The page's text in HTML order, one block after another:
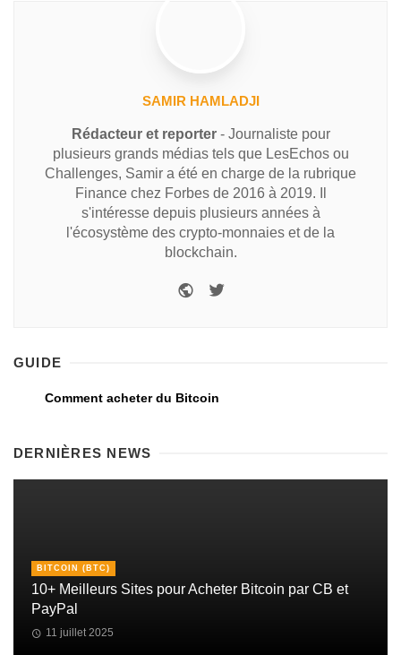
SAMIR HAMLADJI
Rédacteur et reporter- Journaliste pour
plusieurs grands médias tels que LesEchos ou
Challenges, Samir a été en charge de la rubrique
Finance chez Forbes de 2016 à 2019. Il
s'intéresse depuis plusieurs années à
l'écosystème des crypto-monnaies et de la
blockchain.
GUIDE
Comment acheter du Bitcoin
DERNIÈRES NEWS
BITCOIN (BTC)
10+ Meilleurs Sites pour Acheter Bitcoin par CB et
PayPal
11 juillet 2025